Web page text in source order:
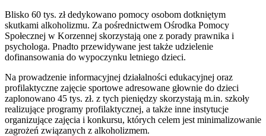
Blisko 60 tys. zł dedykowano pomocy osobom dotkniętym
skutkami alkoholizmu. Za pośrednictwem Ośrodka Pomocy
Społecznej w Korzennej skorzystają one z porady prawnika i
psychologa. Pnadto przewidywane jest także udzielenie
dofinansowania do wypoczynku letniego dzieci.
Na prowadzenie informacyjnej działalności edukacyjnej oraz
profilaktyczne zajęcie sportowe adresowane głownie do dzieci
zaplonowano 45 tys. zł. z tych pieniędzy skorzystają m.in. szkoły
realizujące programy profilaktycznej, a także inne instytucje
organizujące zajęcia i konkursu, których celem jest minimalizowanie
zagrożeń związanych z alkoholizmem.